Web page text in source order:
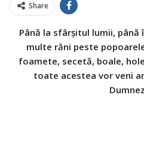
Share
Până la sfârşitul lumii, până
multe răni peste
foamete, secetă, boale,
toate acestea vor veni